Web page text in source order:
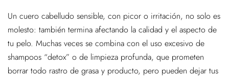
Un cuero cabelludo sensible, con picor o irritación, no solo es
molesto: también termina afectando la calidad y el aspecto de
tu pelo. Muchas veces se combina con el uso excesivo de
shampoos “detox” o de limpieza profunda, que prometen
borrar todo rastro de grasa y producto, pero pueden dejar tus